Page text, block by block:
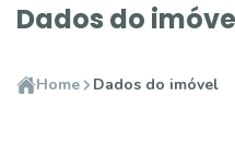
Dados do
Home Dados do imóvel